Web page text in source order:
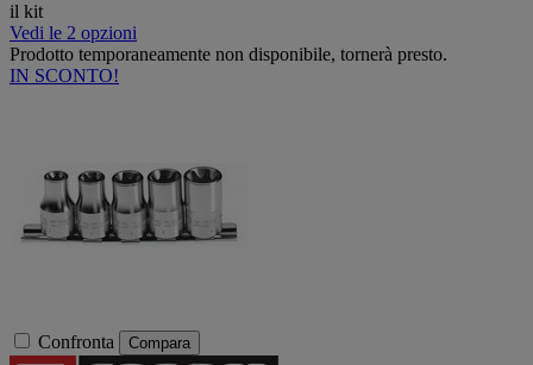
il kit
Vedi le 2 opzioni
Prodotto temporaneamente non disponibile, tornerà presto.
IN SCONTO!
Confronta Compara